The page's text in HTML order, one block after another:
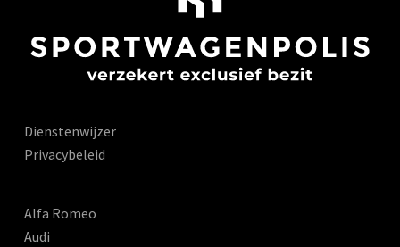
Dienstenwijzer
Privacybeleid
Alfa Romeo
Audi